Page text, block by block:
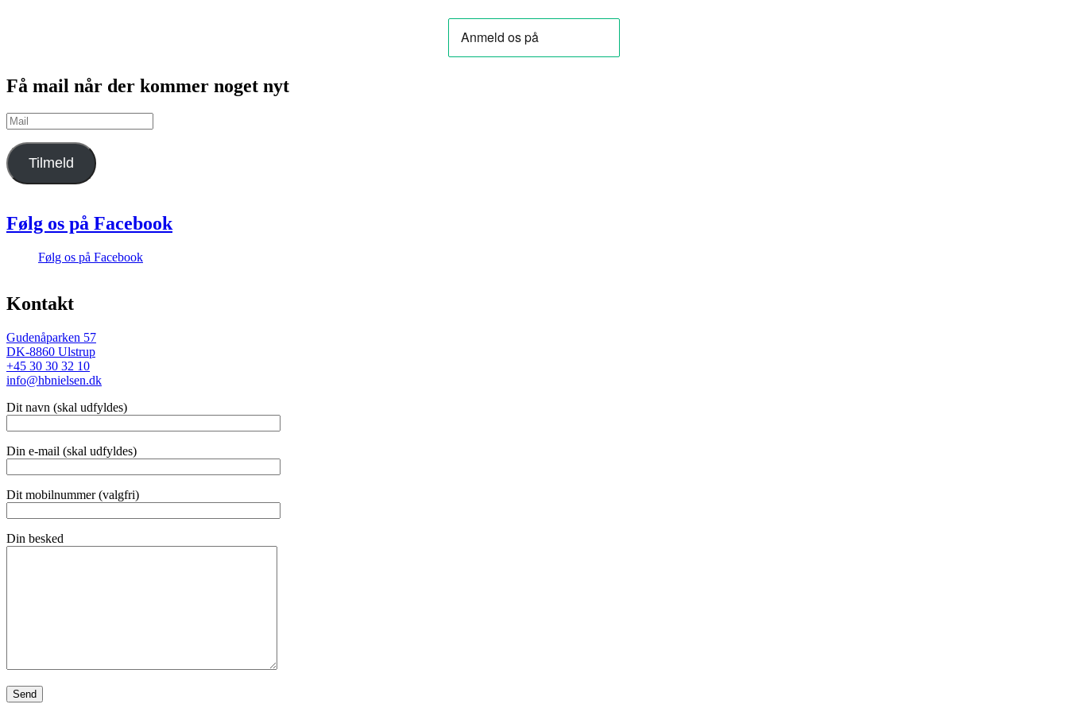
Få mail når der kommer noget nyt
Mail
Tilmeld
Følg os på Facebook
Følg os på Facebook
Kontakt
Gudenåparken 57
DK-8860 Ulstrup
+45 30 30 32 10
info@hbnielsen.dk
Dit navn (skal udfyldes)
Din e-mail (skal udfyldes)
Dit mobilnummer (valgfri)
Din besked